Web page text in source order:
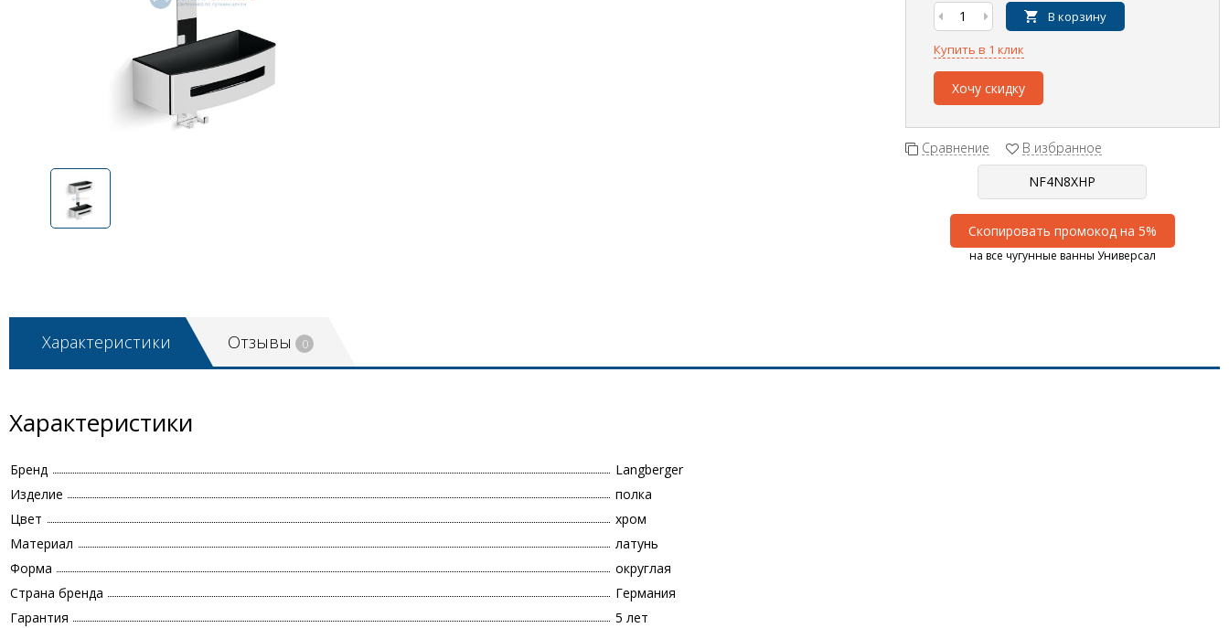
В корзину
Купить в 1 клик
Хочу скидку
Сравнение В избранное
Скопировать промокод на 5%
на все чугунные ванны Универсал
Характеристики Отзывы 0
Характеристики
Бренд
Langberger
Изделие
полка
Цвет
хром
Материал
латунь
Форма
округлая
Страна бренда
Германия
Гарантия
5 лет